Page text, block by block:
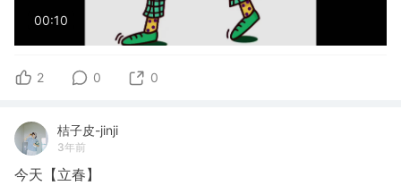
00:10
2 0 0
桔子皮-jinji
3年前
今天【立春】